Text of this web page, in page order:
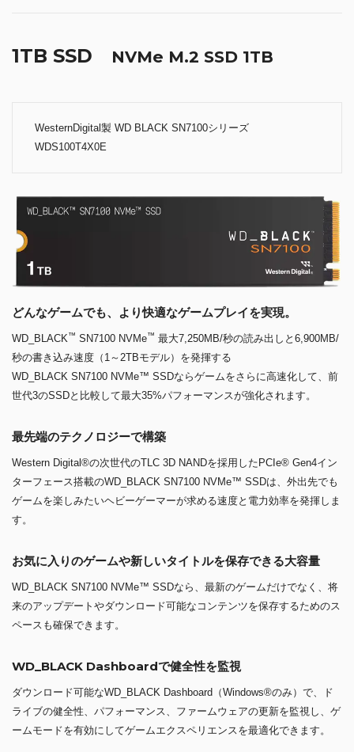
1TB SSD NVMe M.2 SSD 1TB
WesternDigital製 WD BLACK SN7100シリーズ
WDS100T4X0E
どんなゲームでも、より快適なゲームプレイを実現。
WD_BLACK™ SN7100 NVMe™ 最大7,250MB/秒の読み出しと6,900MB/
秒の書き込み速度（1～2TBモデル）を発揮する
WD_BLACK SN7100 NVMe™ SSDならゲームをさらに高速化して、前
世代3のSSDと比較して最大35%パフォーマンスが強化されます。
最先端のテクノロジーで構築
Western Digital®の次世代のTLC 3D NANDを採用したPCIe® Gen4イン
ターフェース搭載のWD_BLACK SN7100 NVMe™ SSDは、外出先でも
ゲームを楽しみたいヘビーゲーマーが求める速度と電力効率を発揮しま
す。
お気に入りのゲームや新しいタイトルを保存できる大容量
WD_BLACK SN7100 NVMe™ SSDなら、最新のゲームだけでなく、将
来のアップデートやダウンロード可能なコンテンツを保存するためのス
ペースも確保できます。
WD_BLACK Dashboardで健全性を監視
ダウンロード可能なWD_BLACK Dashboard（Windows®のみ）で、ド
ライブの健全性、パフォーマンス、ファームウェアの更新を監視し、ゲ
ームモードを有効にしてゲームエクスペリエンスを最適化できます。